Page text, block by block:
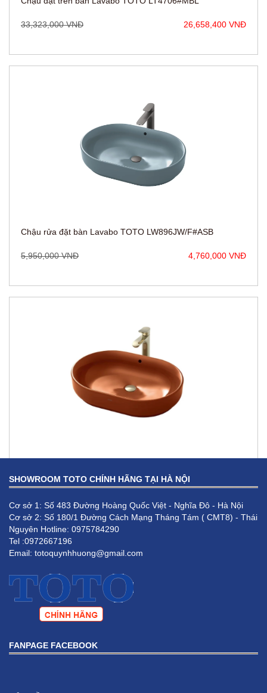
Chậu rửa đặt bàn Lavabo TOTO LW896JW/F#ASB
Chậu rửa đặt bàn Lavabo TOTO LW896JW/F#SCR
Chậu rửa đặt bàn Lavabo TOTO LW896JW/F#MDR
5,950,000 VNĐ
SHOWROOM TOTO CHÍNH HÃNG TẠI HÀ NỘI
Cơ sở 1: Số 483 Đường Hoàng Quốc Việt - Nghĩa Đô - Hà Nội
Cơ sở 2: Số 180/1 Đường Cách Mạng Tháng Tám ( CMT8) - Thái
Nguyên Hotline: 0975784290
Tel :0972667196
Email: totoquynhhuong@gmail.com
FANPAGE FACEBOOK